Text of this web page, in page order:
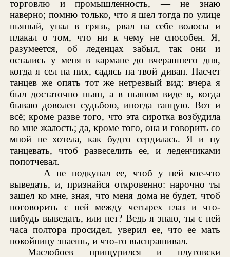
торговлю и промышленность, — не знаю
наверно; помню только, что я шел тогда по улице
пьяный, упал в грязь, рвал на себе волосы и
плакал о том, что ни к чему не способен. Я,
разумеется, об леденцах забыл, так они и
остались у меня в кармане до вчерашнего дня,
когда я сел на них, садясь на твой диван. Насчет
танцев же опять тот же нетрезвый вид: вчера я
был достаточно пьян, а в пьяном виде я, когда
бываю доволен судьбою, иногда танцую. Вот и
всё; кроме разве того, что эта сиротка возбудила
во мне жалость; да, кроме того, она и говорить со
мной не хотела, как будто сердилась. Я и ну
танцевать, чтоб развеселить ее, и леденчиками
попотчевал.
— А не подкупал ее, чтоб у ней кое-что
выведать, и, признайся откровенно: нарочно ты
зашел ко мне, зная, что меня дома не будет, чтоб
поговорить с ней между четырех глаз и что-
нибудь выведать, или нет? Ведь я знаю, ты с ней
часа полтора просидел, уверил ее, что ее мать
покойницу знаешь, и что-то выспрашивал.
Маслобоев прищурился и плутовски